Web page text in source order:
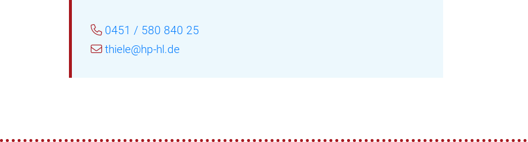
0451 / 580 840 25
thiele@hp-hl.de